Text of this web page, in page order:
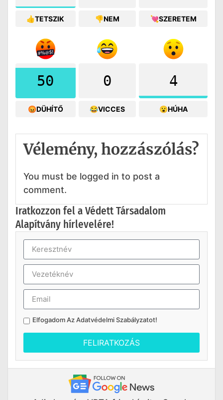
👍TETSZIK 👎NEM 💘SZERETEM
50
😡DÜHÍTŐ
0
😂VICCES
4
😮HÚHA
Vélemény, hozzászólás?
You must be logged in to post a
comment.
Iratkozzon fel a Védett Társadalom
Alapítvány hírlevelére!
Elfogadom AzAdatvédelmi Szabályzatot!
FELIRATKOZÁS